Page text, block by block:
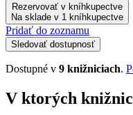
Rezervovať v kníhkupectve
Na sklade v 1 kníhkupectve
Pridať do zoznamu
Sledovať dostupnosť
Dostupné v 9 knižniciach.
V ktorých